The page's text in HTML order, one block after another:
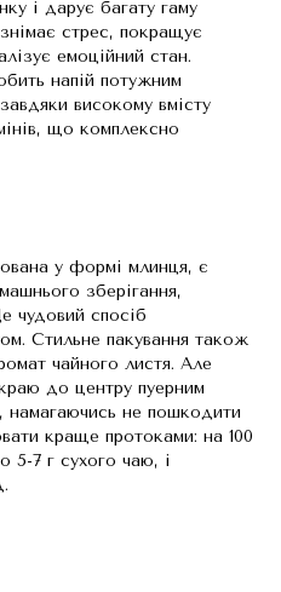
і дарує багату гаму
стрес, покращує
емоційний стан.
напій потужним
високому вмісту
що комплексно
у формі млинця, є
зберігання,
чудовий спосіб
Стильне пакування також
чайного листя. Але
до центру пуерним
не пошкодити
краще протоками: на 100
5-7 г сухого чаю, і